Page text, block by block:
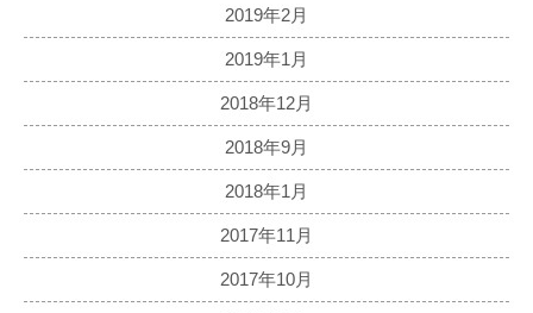
2019年2月
2019年1月
2018年12月
2018年9月
2018年1月
2017年11月
2017年10月